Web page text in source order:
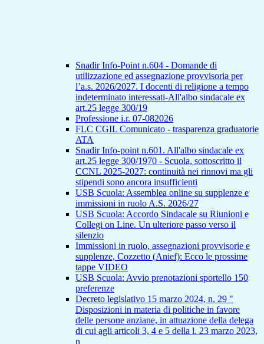
Snadir Info-Point n.604 - Domande di
utilizzazione ed assegnazione provvisoria per
l’a.s. 2026/2027. I docenti di religione a tempo
indeterminato interessati-All'albo sindacale ex
art.25 legge 300/19
Professione i.r. 07-082026
FLC CGIL Comunicato - trasparenza graduatorie
ATA
Snadir Info-point n.601. All'albo sindacale ex
art.25 legge 300/1970 - Scuola, sottoscritto il
CCNL 2025-2027: continuità nei rinnovi ma gli
stipendi sono ancora insufficienti
USB Scuola: Assemblea online su supplenze e
immissioni in ruolo A.S. 2026/27
USB Scuola: Accordo Sindacale su Riunioni e
Collegi on Line. Un ulteriore passo verso il
silenzio
Immissioni in ruolo, assegnazioni provvisorie e
supplenze, Cozzetto (Anief): Ecco le prossime
tappe VIDEO
USB Scuola: Avvio prenotazioni sportello 150
preferenze
Decreto legislativo 15 marzo 2024, n. 29 "
Disposizioni in materia di politiche in favore
delle persone anziane, in attuazione della delega
di cui agli articoli 3, 4 e 5 della l. 23 marzo 2023,
n